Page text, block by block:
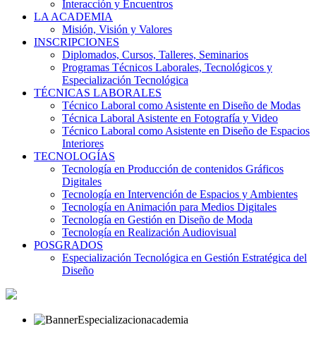
Interacción y Encuentros
LA ACADEMIA
Misión, Visión y Valores
INSCRIPCIONES
Diplomados, Cursos, Talleres, Seminarios
Programas Técnicos Laborales, Tecnológicos y
Especialización Tecnológica
TÉCNICAS LABORALES
Técnico Laboral como Asistente en Diseño de Modas
Técnica Laboral Asistente en Fotografía y Video
Técnico Laboral como Asistente en Diseño de Espacios
Interiores
TECNOLOGÍAS
Tecnología en Producción de contenidos Gráficos
Digitales
Tecnología en Intervención de Espacios y Ambientes
Tecnología en Animación para Medios Digitales
Tecnología en Gestión en Diseño de Moda
Tecnología en Realización Audiovisual
POSGRADOS
Especialización Tecnológica en Gestión Estratégica del
Diseño